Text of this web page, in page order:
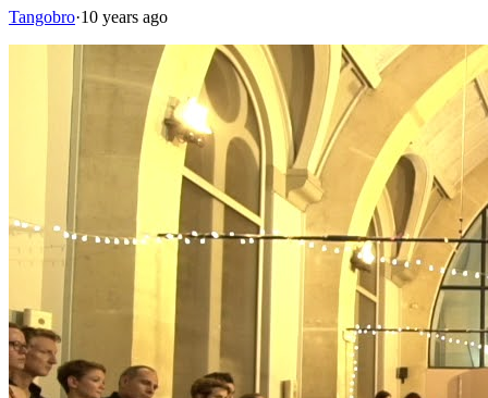
Tangobro·10 years ago